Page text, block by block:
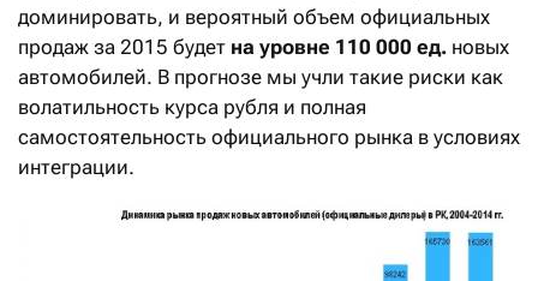
доминировать, и вероятный объем официальных
продаж за 2015 будет на уровне 110 000 ед. новых
автомобилей. В прогнозе мы учли такие риски как
волатильность курса рубля и полная
самостоятельность официального рынка в условиях
интеграции.